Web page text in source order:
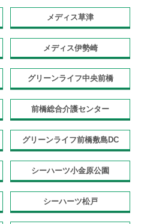
メディス草津
メディス伊勢崎
グリーンライフ中央前橋
前橋総合介護センター
グリーンライフ前橋敷島DC
シーハーツ小金原公園
シーハーツ松戸